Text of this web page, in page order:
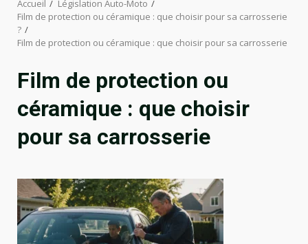
Accueil
Législation Auto-Moto
Film de protection ou céramique : que choisir pour sa carrosserie
?
Film de protection ou céramique : que choisir pour sa carrosserie
Film de protection ou
céramique : que choisir
pour sa carrosserie